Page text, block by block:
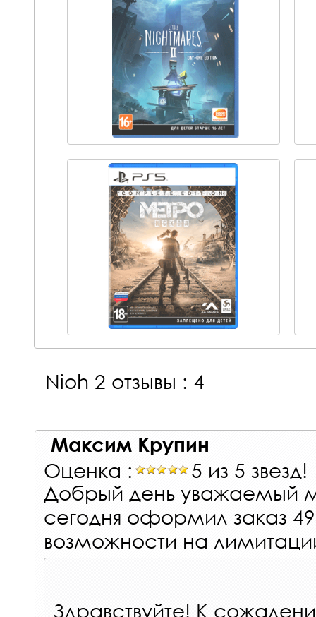
Nioh 2 отзывы : 4
Максим Крупин
Оценка :
5 из 5 звезд!
Добрый день уважаемый
сегодня оформил заказ
возможности на
Здравствуйте! К